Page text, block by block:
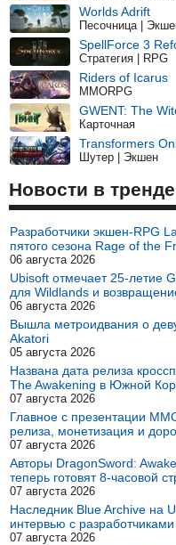
Worlds Adrift
Песочница |
SpellForce 3
Стратегия | RPG
Riders of Icarus
MMORPG
GWENT: The
Карточная
Transformers
Шутер | Экшен
Новости в тренде
Разработчики экшен-RPG
пятого сезона Rage of the
06 августа 2026
Ubisoft отмечает 25-летие
для Wildlands и
06 августа 2026
Вышла метроидвания о
Akatori
05 августа 2026
Названа дата релиза
The Awakening в Южной
07 августа 2026
Главное с презентации
релиза, монетизация и
07 августа 2026
Авторы DragonSword:
теперь готовят 8-часовой
07 августа 2026
Наследник Blue Archive на
интервью с
07 августа 2026